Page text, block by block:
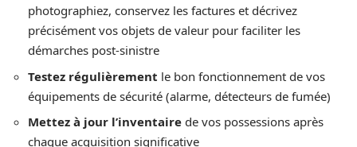
photographiez, conservez les factures et décrivez
précisément vos objets de valeur pour faciliter les
démarches post-sinistre
Testez régulièrement le bon fonctionnement de vos
équipements de sécurité (alarme, détecteurs de fumée)
Mettez à jour l’inventaire de vos possessions après
chaque acquisition significative